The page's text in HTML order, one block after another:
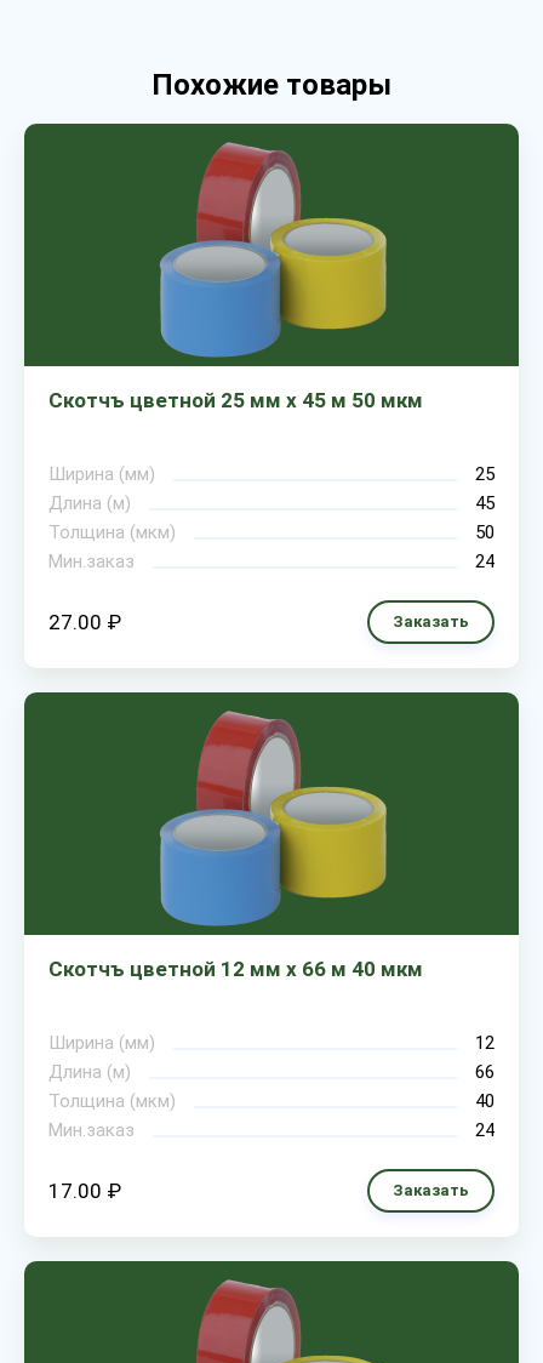
Похожие товары
Скотчъ цветной 25 мм х 45 м 50 мкм
Ширина (мм)
25
Длина (м)
45
Толщина (мкм)
50
Мин.заказ
24
27.00 ₽ Заказать
Скотчъ цветной 12 мм х 66 м 40 мкм
Ширина (мм)
12
Длина (м)
66
Толщина (мкм)
40
Мин.заказ
24
17.00 ₽ Заказать